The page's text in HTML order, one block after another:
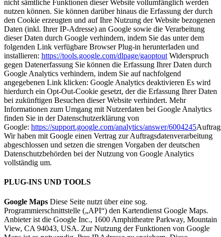
nicht sämtliche Funktionen dieser Website vollumfänglich werden
nutzen können. Sie können darüber hinaus die Erfassung der durch
den Cookie erzeugten und auf Ihre Nutzung der Website bezogenen
Daten (inkl. Ihrer IP-Adresse) an Google sowie die Verarbeitung
dieser Daten durch Google verhindern, indem Sie das unter dem
folgenden Link verfügbare Browser Plug-in herunterladen und
installieren: https://tools.google.com/dlpage/gaoptout Widerspruch
gegen Datenerfassung Sie können die Erfassung Ihrer Daten durch
Google Analytics verhindern, indem Sie auf nachfolgend
angegebenen Link klicken: Google Analytics deaktivieren Es wird
hierdurch ein Opt-Out-Cookie gesetzt, der die Erfassung Ihrer Daten
bei zukünftigen Besuchen dieser Website verhindert. Mehr
Informationen zum Umgang mit Nutzerdaten bei Google Analytics
finden Sie in der Datenschutzerklärung von
Google: https://support.google.com/analytics/answer/6004245
Wir haben mit Google einen Vertrag zur Auftragsdatenverarbeitung
abgeschlossen und setzen die strengen Vorgaben der deutschen
Datenschutzbehörden bei der Nutzung von Google Analytics
vollständig um.
PLUG-INS UND TOOLS
Google Maps Diese Seite nutzt über eine sog.
Programmierschnittstelle („API“) den Kartendienst Google Maps.
Anbieter ist die Google Inc., 1600 Amphitheatre Parkway, Mountain
View, CA 94043, USA. Zur Nutzung der Funktionen von Google